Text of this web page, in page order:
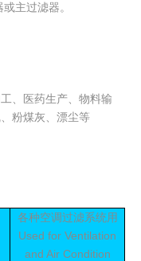
主过滤器。
、医药生产、物料输
粉煤灰、漂尘等
各种空调过滤系统用
Used for Ventilation
and Air Condition